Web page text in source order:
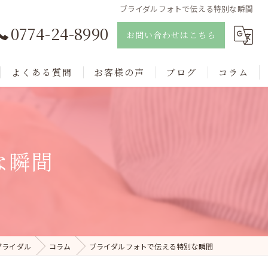
ブライダルフォトで伝える特別な瞬間
0774-24-8990 お問い合わせはこちら
よくある質問 お客様の声 ブログ コラム
瞬間
イダル コラム ブライダルフォトで伝える特別な瞬間